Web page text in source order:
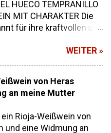
HUECO TEMPRANILLO
MIT CHARAKTER Die
für ihre kraftvollen und
Jahre alten Reben und
aus
Was diesen Wein
WEITER »
von Heras
an meine Mutter
Rioja-Weißwein von
und eine Widmung an